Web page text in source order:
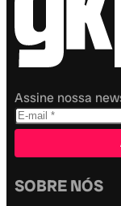
Assine nossa
SOBRE NÓS